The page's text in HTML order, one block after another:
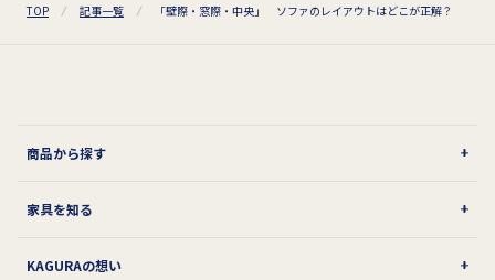
TOP 記事一覧 「壁際・窓際・中央」 ソファのレイアウトはどこが正解？
商品から探す
家具を知る
KAGURAの想い